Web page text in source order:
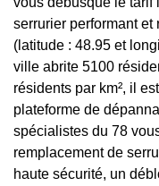
serrurier performant
(latitude : 48.95 et
ville abrite 5100
résidents par km², il
plateforme de
spécialistes du 78
remplacement de
haute sécurité, un